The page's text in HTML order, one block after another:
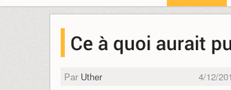
Ce à quoi aurait
Par Uther 4/12/